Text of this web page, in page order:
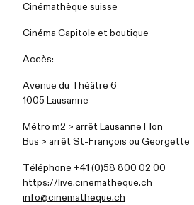
Cinémathèque suisse
Cinéma Capitole et boutique
Accès:
Avenue du Théâtre 6
1005 Lausanne
Métro m2 > arrêt Lausanne Flon
Bus > arrêt St-François ou Georgette
Téléphone +41 (0)58 800 02 00
https://live.cinematheque.ch
info@cinematheque.ch